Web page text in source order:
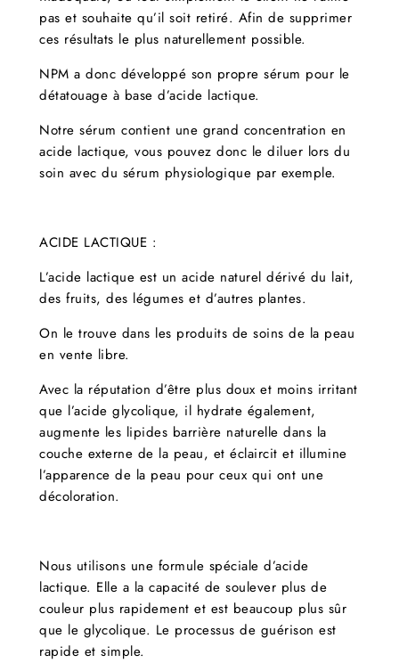
pas et souhaite qu’il soit retiré. Afin de supprimer
ces résultats le plus naturellement possible.
NPM a donc développé son propre sérum pour le
détatouage à base d’acide lactique.
Notre sérum contient une grand concentration en
acide lactique, vous pouvez donc le diluer lors du
soin avec du sérum physiologique par exemple.
ACIDE LACTIQUE :
L’acide lactique est un acide naturel dérivé du lait,
des fruits, des légumes et d’autres plantes.
On le trouve dans les produits de soins de la peau
en vente libre.
Avec la réputation d’être plus doux et moins irritant
que l’acide glycolique, il hydrate également,
augmente les lipides barrière naturelle dans la
couche externe de la peau, et éclaircit et illumine
l’apparence de la peau pour ceux qui ont une
décoloration.
Nous utilisons une formule spéciale d’acide
lactique. Elle a la capacité de soulever plus de
couleur plus rapidement et est beaucoup plus sûr
que le glycolique. Le processus de guérison est
rapide et simple.